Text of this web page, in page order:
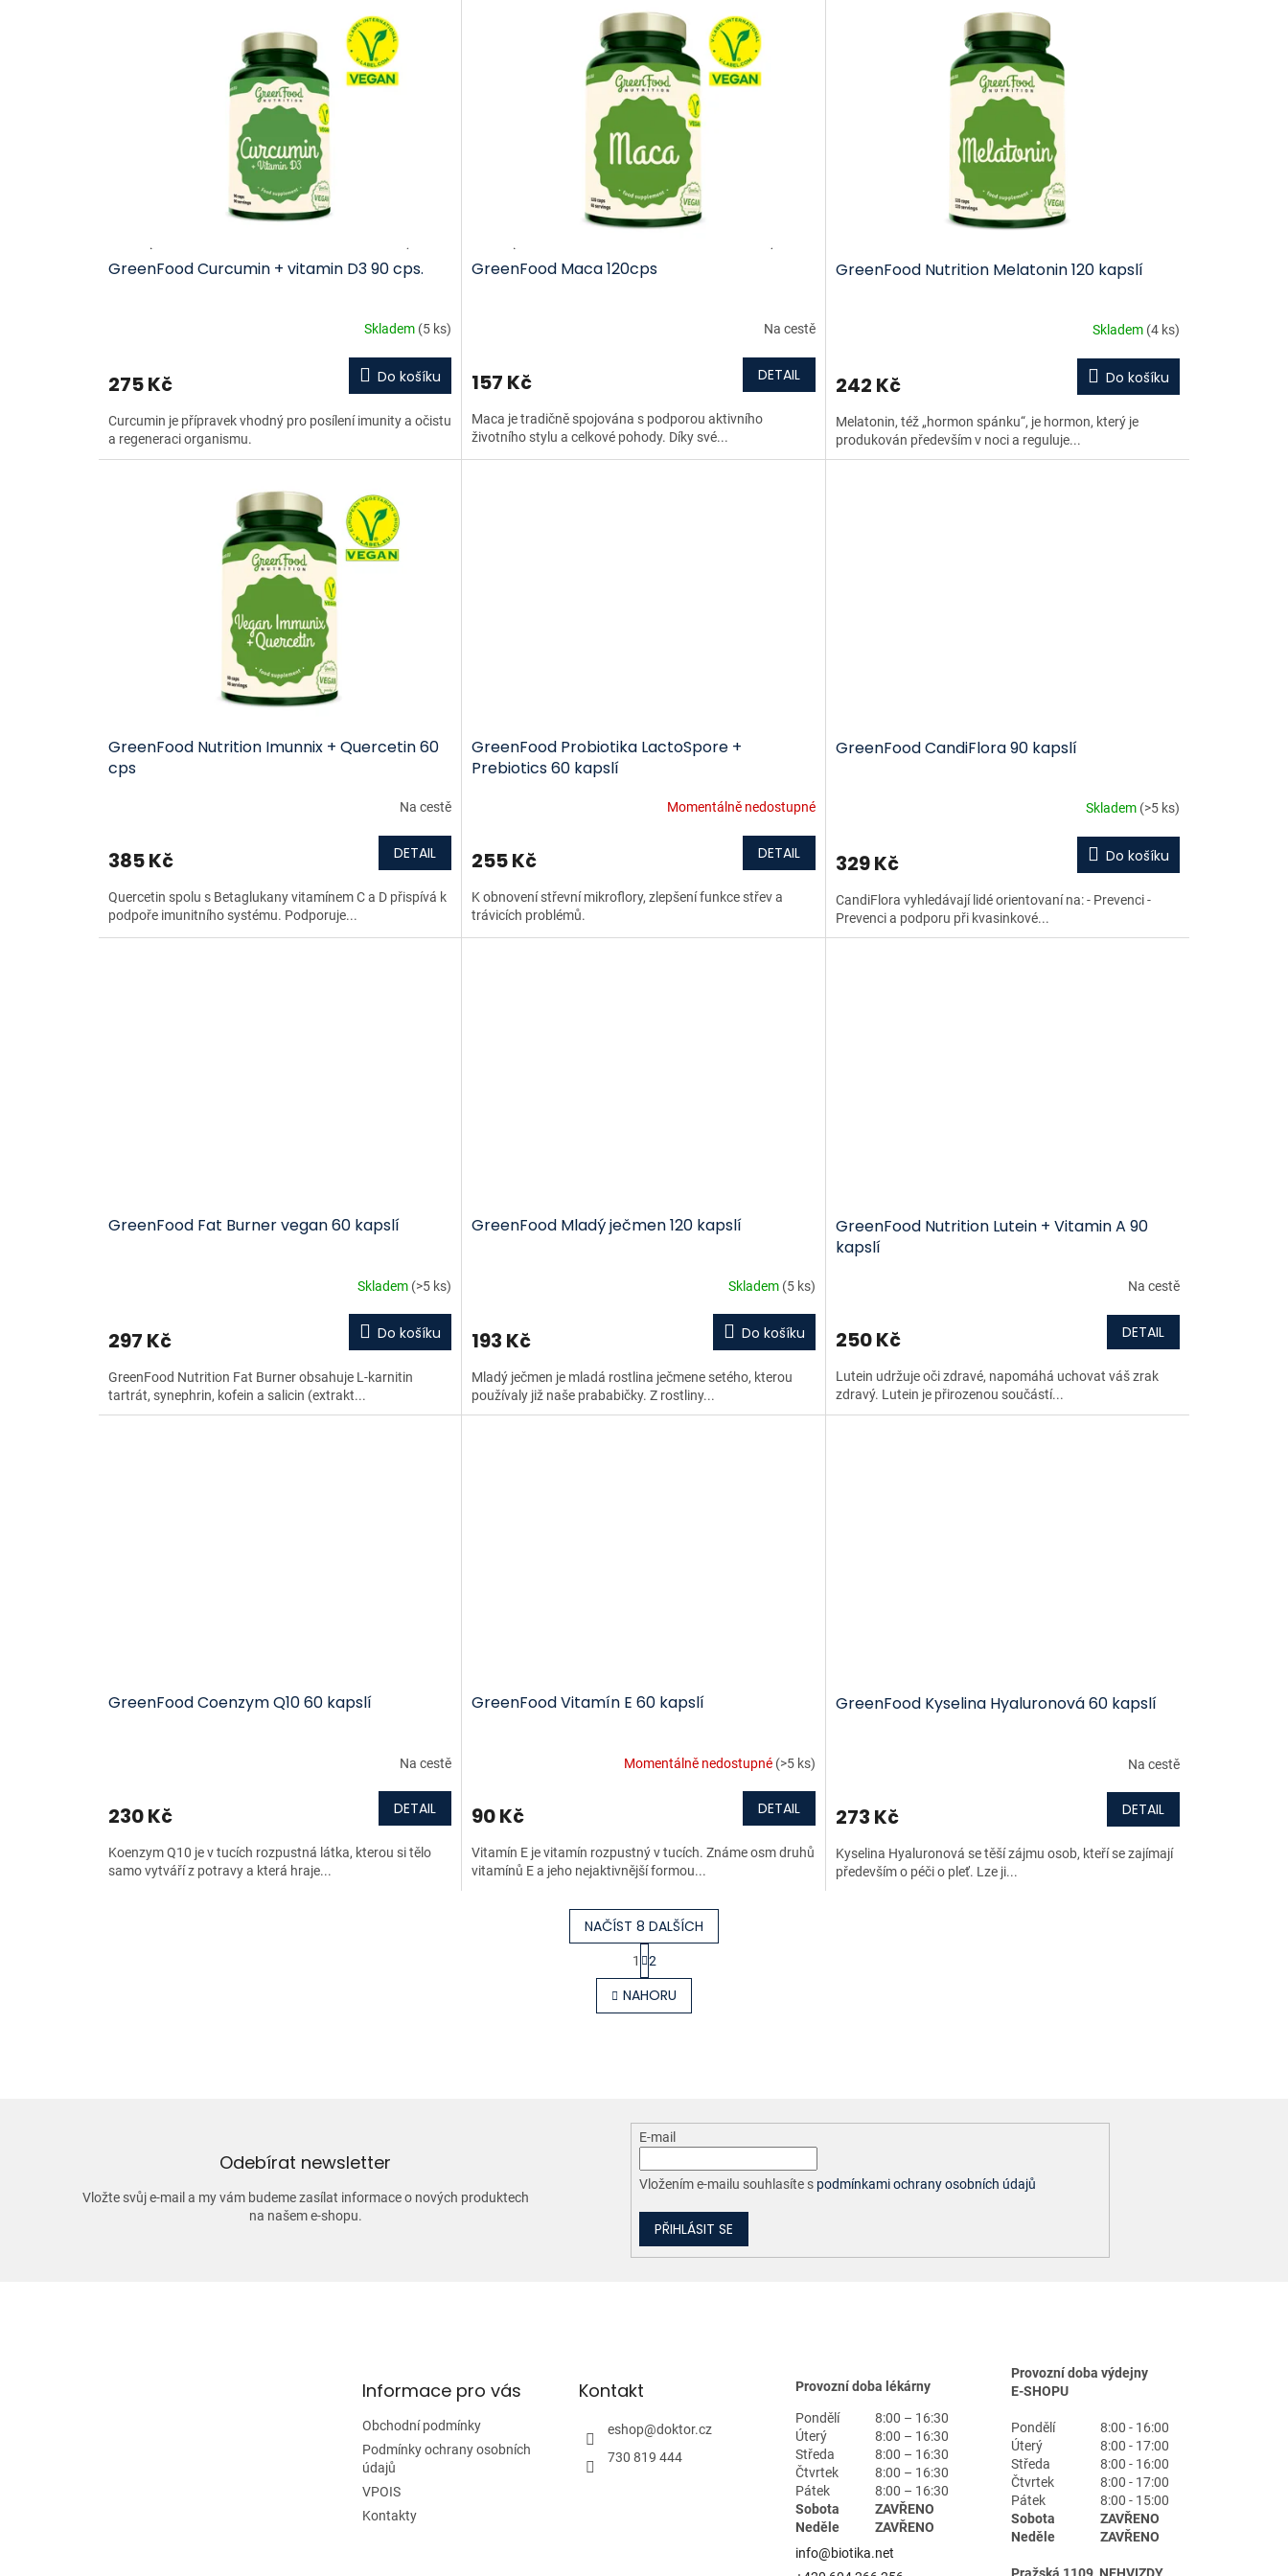
GreenFood Curcumin + vitamin D3 90 cps.
Skladem (5 ks)
275 Kč Do košíku
Curcumin je přípravek vhodný pro posílení imunity a očistu
a regeneraci organismu.
GreenFood Maca 120cps
Na cestě
157 Kč DETAIL
Maca je tradičně spojována s podporou aktivního
životního stylu a celkové pohody. Díky své...
GreenFood Nutrition Melatonin 120 kapslí
Skladem (4 ks)
242 Kč Do košíku
Melatonin, též „hormon spánku“, je hormon, který je
produkován především v noci a reguluje...
GreenFood Nutrition Imunnix + Quercetin 60
cps
Na cestě
385 Kč DETAIL
Quercetin spolu s Betaglukany vitamínem C a D přispívá k
podpoře imunitního systému. Podporuje...
GreenFood Probiotika LactoSpore +
Prebiotics 60 kapslí
Momentálně nedostupné
255 Kč DETAIL
K obnovení střevní mikroflory, zlepšení funkce střev a
trávicích problémů.
GreenFood CandiFlora 90 kapslí
Skladem (>5 ks)
329 Kč Do košíku
CandiFlora vyhledávají lidé orientovaní na: - Prevenci -
Prevenci a podporu při kvasinkové...
GreenFood Fat Burner vegan 60 kapslí
Skladem (>5 ks)
297 Kč Do košíku
GreenFood Nutrition Fat Burner obsahuje L-karnitin
tartrát, synephrin, kofein a salicin (extrakt...
GreenFood Mladý ječmen 120 kapslí
Skladem (5 ks)
193 Kč Do košíku
Mladý ječmen je mladá rostlina ječmene setého, kterou
používaly již naše prababičky. Z rostliny...
GreenFood Nutrition Lutein + Vitamin A 90
kapslí
Na cestě
250 Kč DETAIL
Lutein udržuje oči zdravé, napomáhá uchovat váš zrak
zdravý. Lutein je přirozenou součástí...
GreenFood Coenzym Q10 60 kapslí
Na cestě
230 Kč DETAIL
Koenzym Q10 je v tucích rozpustná látka, kterou si tělo
samo vytváří z potravy a která hraje...
GreenFood Vitamín E 60 kapslí
Momentálně nedostupné (>5 ks)
90 Kč DETAIL
Vitamín E je vitamín rozpustný v tucích. Známe osm druhů
vitamínů E a jeho nejaktivnější formou...
GreenFood Kyselina Hyaluronová 60 kapslí
Na cestě
273 Kč DETAIL
Kyselina Hyaluronová se těší zájmu osob, kteří se zajímají
především o péči o pleť. Lze ji...
O
v
l
r
v
k
y
v
p
i
NAČÍST 8 DALŠÍCH
S
t
r
á
n
1 2
NAHORU
Odebírat newsletter
Vložte svůj e-mail a my vám budeme zasílat informace o nových produktech
na našem e-shopu.
E-mail
Vložením e-mailu souhlasíte s podmínkami ochrany osobních údajů
PŘIHLÁSIT SE
Informace pro vás
Obchodní podmínky
Podmínky ochrany osobních
údajů
VPOIS
Kontakty
Kontakt
eshop@doktor.cz
730 819 444
Provozní doba lékárny
Pondělí
8:00 – 16:30
Úterý
8:00 – 16:30
Středa
8:00 – 16:30
Čtvrtek
8:00 – 16:30
Pátek
8:00 – 16:30
Sobota
ZAVŘENO
Neděle
ZAVŘENO
info@biotika.net
Provozní doba výdejny
E-SHOPU
Pondělí
8:00 - 16:00
Úterý
8:00 - 17:00
Středa
8:00 - 16:00
Čtvrtek
8:00 - 17:00
Pátek
8:00 - 15:00
Sobota
ZAVŘENO
Neděle
ZAVŘENO
Pražská 1109, NEHVIZDY